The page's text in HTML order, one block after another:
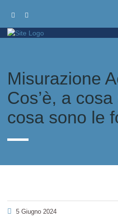
Misurazione
Cos’è, a
cosa sono le
5 Giugno 2024